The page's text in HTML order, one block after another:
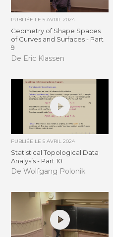
PUBLIÉE LE5 AVRIL 2024
Geometry of Shape Spaces
of Curves and Surfaces - Part
9
De Eric Klassen
PUBLIÉE LE5 AVRIL 2024
Statistical Topological Data
Analysis - Part 10
De Wolfgang Polonik